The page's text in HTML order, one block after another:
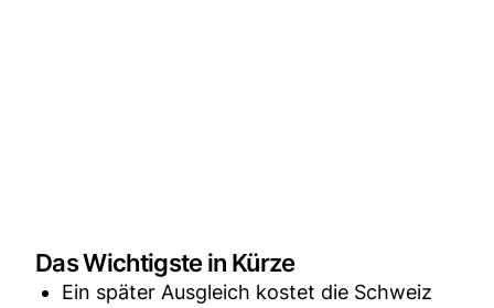
Das Wichtigste in Kürze
Ein später Ausgleich kostet die Schweiz